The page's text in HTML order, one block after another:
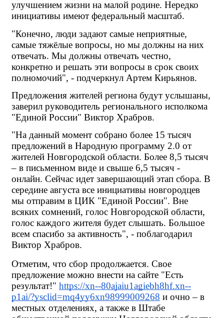
улучшением жизни на малой родине. Нередко
инициативы имеют федеральный масштаб.
"Конечно, люди задают самые неприятные,
самые тяжёлые вопросы, но мы должны на них
отвечать. Мы должны отвечать честно,
конкретно и решать эти вопросы в срок своих
полномочий", - подчеркнул Артем Кирьянов.
Предложения жителей региона будут услышаны,
заверил руководитель регионального исполкома
"Единой России" Виктор Храбров.
"На данный момент собрано более 15 тысяч
предложений в Народную программу 2.0 от
жителей Новгородской области. Более 8,5 тысяч
– в письменном виде и свыше 6,5 тысяч -
онлайн. Сейчас идет завершающий этап сбора. В
середине августа все инициативы новгородцев
мы отправим в ЦИК "Единой России". Вне
всяких сомнений, голос Новгородской области,
голос каждого жителя будет слышать. Большое
всем спасибо за активность", - поблагодарил
Виктор Храбров.
Отметим, что сбор продолжается. Свое
предложение можно внести на сайте "Есть
результат!" https://xn--80ajaiu1agiebh8hf.xn--
p1ai/?ysclid=mq4yy6xn98999009268 и очно – в
местных отделениях, а также в Штабе